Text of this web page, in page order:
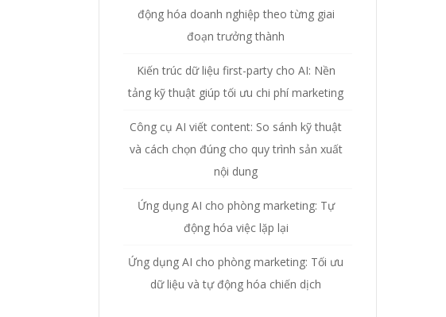
động hóa doanh nghiệp theo từng giai
đoạn trưởng thành
Kiến trúc dữ liệu first-party cho AI: Nền
tảng kỹ thuật giúp tối ưu chi phí marketing
Công cụ AI viết content: So sánh kỹ thuật
và cách chọn đúng cho quy trình sản xuất
nội dung
Ứng dụng AI cho phòng marketing: Tự
động hóa việc lặp lại
Ứng dụng AI cho phòng marketing: Tối ưu
dữ liệu và tự động hóa chiến dịch